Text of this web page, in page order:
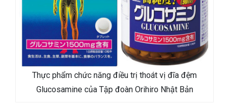
Thực phẩm chức năng điều trị thoát vị đĩa đệm
Glucosamine của Tập đoàn Orihiro Nhật Bản